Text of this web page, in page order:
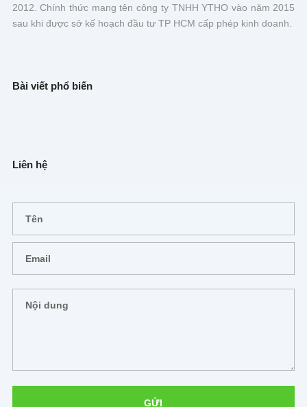
2012. Chính thức mang tên công ty TNHH YTHO vào năm 2015
sau khi được sở kế hoạch đầu tư TP HCM cấp phép kinh doanh.
Bài viết phổ biến
Liên hệ